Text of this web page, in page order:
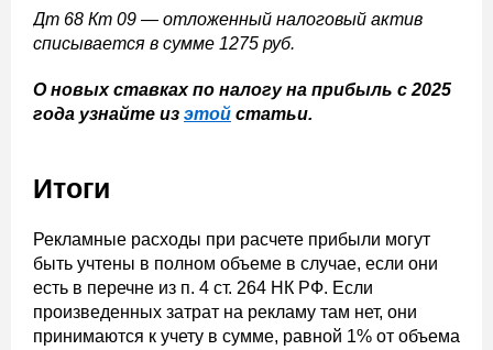
Дт 68 Кт 09 — отложенный налоговый актив
списывается в сумме 1275 руб.
О новых ставках по налогу на прибыль с 2025
года узнайте из этой статьи.
Итоги
Рекламные расходы при расчете прибыли могут
быть учтены в полном объеме в случае, если они
есть в перечне из п. 4 ст. 264 НК РФ. Если
произведенных затрат на рекламу там нет, они
принимаются к учету в сумме, равной 1% от объема